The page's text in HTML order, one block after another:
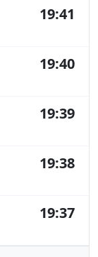
19:41
19:40
19:39
19:38
19:37